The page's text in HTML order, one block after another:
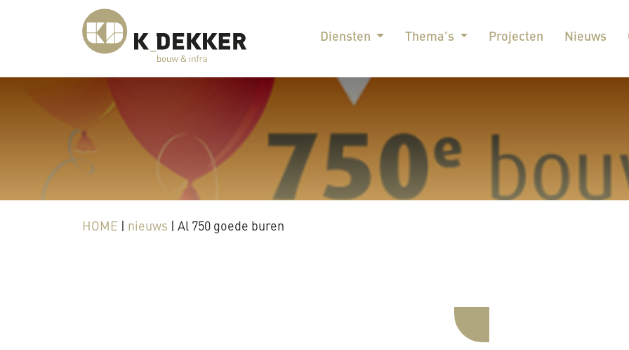
Diensten Thema’s Projecten Nieuws
HOME nieuws Al 750 goede buren